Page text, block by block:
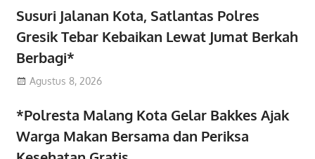
Susuri Jalanan Kota, Satlantas Polres
Gresik Tebar Kebaikan Lewat Jumat Berkah
Berbagi*
Agustus 8, 2026
*Polresta Malang Kota Gelar Bakkes Ajak
Warga Makan Bersama dan Periksa